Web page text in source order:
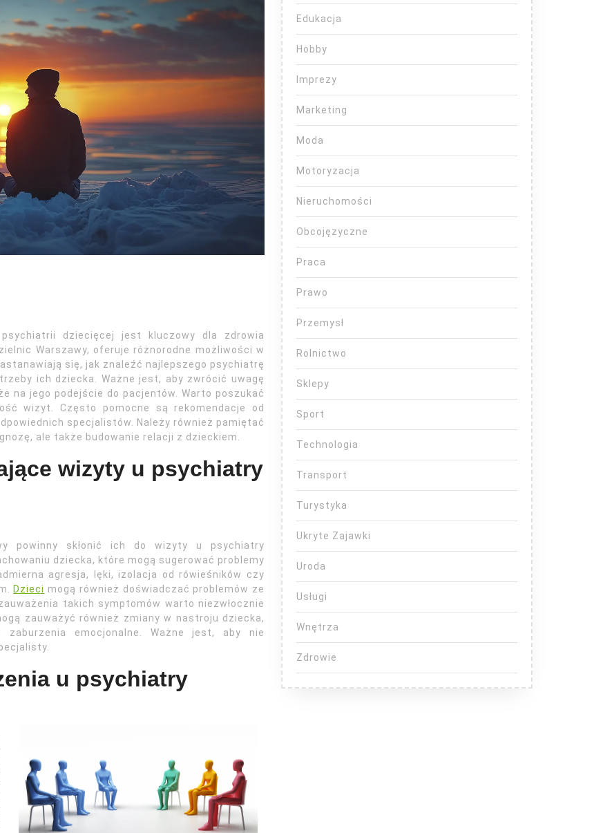
dziecięcej jest kluczowy dla zdrowia
Warszawy, oferuje różnorodne możliwości w
się, jak znaleźć najlepszego psychiatrę
ich dziecka. Ważne jest, aby zwrócić uwagę
na jego podejście do pacjentów. Warto poszukać
wizyt. Często pomocne są rekomendacje od
specjalistów. Należy również pamiętać
ale także budowanie relacji z dzieckiem.
wizyty u psychiatry
powinny skłonić ich do wizyty u psychiatry
dziecka, które mogą sugerować problemy
agresja, lęki, izolacja od rówieśników czy
Dzieci mogą również doświadczać problemów ze
takich symptomów warto niezwłocznie
zauważyć również zmiany w nastroju dziecka,
emocjonalne. Ważne jest, aby nie
u psychiatry
Edukacja
Hobby
Imprezy
Marketing
Moda
Motoryzacja
Nieruchomości
Obcojęzyczne
Praca
Prawo
Przemysł
Rolnictwo
Sklepy
Sport
Technologia
Transport
Turystyka
Ukryte Zajawki
Uroda
Usługi
Wnętrza
Zdrowie